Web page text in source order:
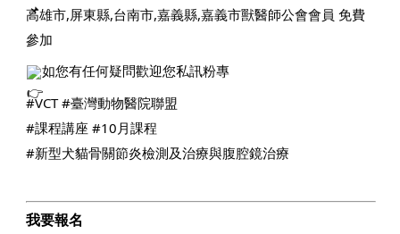
高雄市,屏東縣,台南市,嘉義縣,嘉義市獸醫師公會會員 免費
參加
如您有任何疑問歡迎您私訊粉專
#VCT #臺灣動物醫院聯盟
#課程講座 #10月課程
#新型犬貓骨關節炎檢測及治療與腹腔鏡治療
我要報名